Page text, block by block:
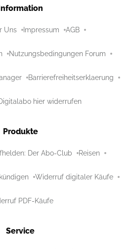
Information
Uns Impressum AGB
Nutzungsbedingungen Forum
Barrierefreiheitserklaerung
hier widerrufen
Produkte
Der Abo-Club Reisen
Widerruf digitaler Käufe
PDF-Käufe
Service